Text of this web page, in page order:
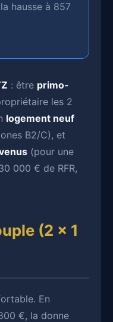
hausse à 857
: être primo-
les 2
logement neuf
B2/C), et
(pour une
000 € de RFR,
(2 × 1
En
€, la donne